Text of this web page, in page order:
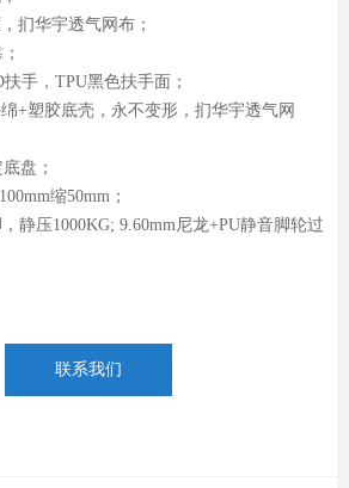
扪华宇透气网布；
手，TPU黑色扶手面；
+塑胶底壳，永不变形，扪华宇透气网
盘；
缩50mm；
静压1000KG; 9.60mm尼龙+PU静音脚轮过
联系我们